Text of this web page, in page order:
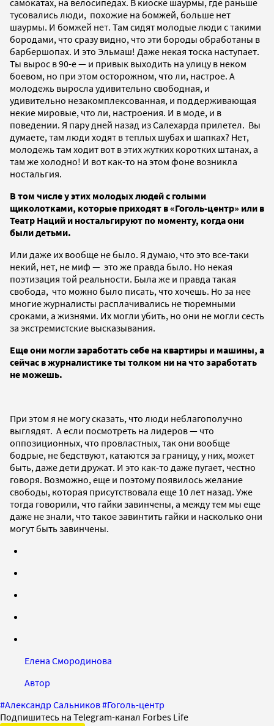
тусовались люди, похожие на бомжей, больше нет
шаурмы. И бомжей нет. Там сидят молодые люди с такими
бородами, что сразу видно, что эти бороды обработаны в
барбершопах. И это Эльмаш! Даже некая тоска наступает.
Ты вырос в 90-е — и привык выходить на улицу в неком
боевом, но при этом осторожном, что ли, настрое. А
молодежь выросла удивительно свободная, и
удивительно незакомплексованная, и поддерживающая
некие мировые, что ли, настроения. И в моде, и в
поведении. Я пару дней назад из Салехарда прилетел. Вы
думаете, там люди ходят в теплых шубах и шапках? Нет,
молодежь там ходит вот в этих жутких коротких штанах, а
там же холодно! И вот как-то на этом фоне возникла
ностальгия.
В том числе у этих молодых людей с голыми
щиколотками, которые приходят в «Гоголь-центр» или в
Театр Наций и ностальгируют по моменту, когда они
были детьми.
Или даже их вообще не было. Я думаю, что это все-таки
некий, нет, не миф — это же правда было. Но некая
поэтизация той реальности. Была же и правда такая
свобода, что можно было писать, что хочешь. Но за нее
многие журналисты расплачивались не тюремными
сроками, а жизнями. Их могли убить, но они не могли сесть
за экстремистские высказывания.
Еще они могли заработать себе на квартиры и машины, а
сейчас в журналистике ты толком ни на что заработать
не можешь.
При этом я не могу сказать, что люди неблагополучно
выглядят. А если посмотреть на лидеров — что
оппозиционных, что провластных, так они вообще
бодрые, не бедствуют, катаются за границу, у них, может
быть, даже дети дружат. И это как-то даже пугает, честно
говоря. Возможно, еще и поэтому появилось желание
свободы, которая присутствовала еще 10 лет назад. Уже
тогда говорили, что гайки завинчены, а между тем мы еще
даже не знали, что такое завинтить гайки и насколько они
могут быть завинчены.
Елена Смородинова
Автор
#Александр Сальников#Гоголь-центр
Подпишитесь на Telegram-канал Forbes Life